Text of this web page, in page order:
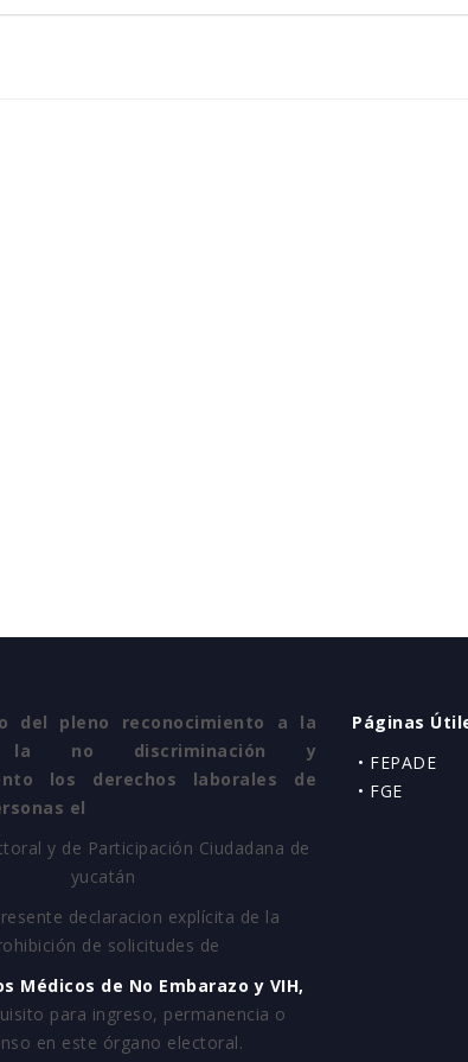
del pleno reconocimiento a la
la no discriminación y
los derechos laborales de
el
y de Participación Ciudadana de
yucatán
declaracion explícita de la
de solicitudes de
Médicos de No Embarazo y VIH,
para ingreso, permanencia o
en este órgano electoral.
Páginas
• FEPADE
• FGE